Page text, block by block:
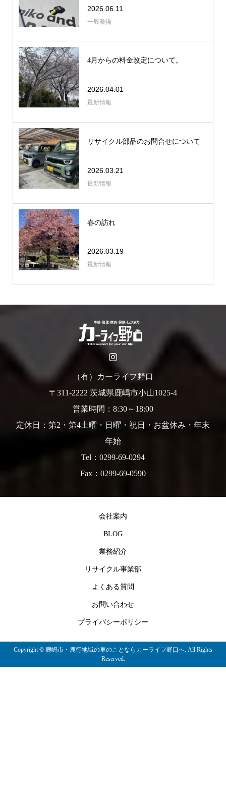
2026.06.11
一般整備
4月からの料金改定について。
2026.04.01
最新情報
リサイクル部品のお問合せについて
2026.03.21
最新情報
春の訪れ
2026.03.19
最新情報
（有）カーライフ野口
〒311-2222 茨城県鹿嶋市小山1025-4
営業時間：8:30～18:00
定休日：第2・第4土曜・日曜・祝日・お盆休み・年末
年始
Tel：0299-69-0294
Fax：0299-69-0590
会社案内
BLOG
業務紹介
リサイクル事業部
よくある質問
お問い合わせ
プライバシーポリシー
Copyright © 鹿嶋市・鹿行地域の車のことならカーライフ野口へ. All Rights
Reserved.